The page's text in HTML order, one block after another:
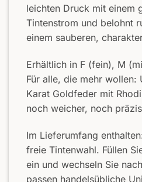
leichten Druck mit einem
Tintenstrom und belohnt
einem sauberen,
Erhältlich in F (fein), M
Für alle, die mehr wollen:
Karat Goldfeder mit
noch weicher, noch
Im Lieferumfang
freie Tintenwahl. Füllen
ein und wechseln Sie
passen handelsübliche